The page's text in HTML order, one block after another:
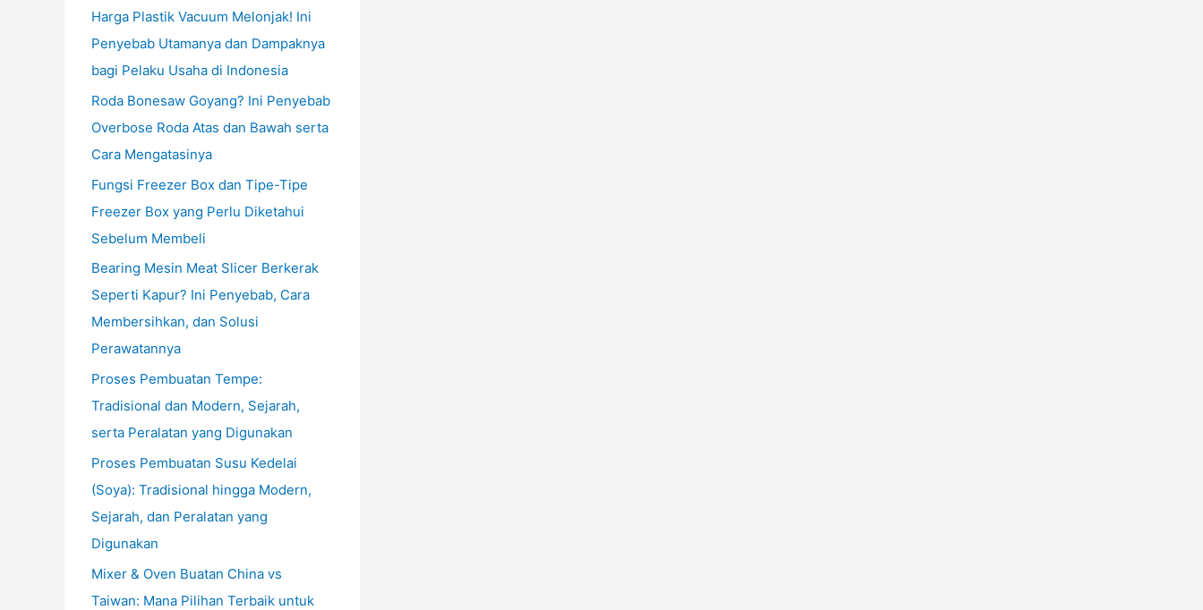
Harga Plastik Vacuum Melonjak! Ini
Penyebab Utamanya dan Dampaknya
bagi Pelaku Usaha di Indonesia
Roda Bonesaw Goyang? Ini Penyebab
Overbose Roda Atas dan Bawah serta
Cara Mengatasinya
Fungsi Freezer Box dan Tipe-Tipe
Freezer Box yang Perlu Diketahui
Sebelum Membeli
Bearing Mesin Meat Slicer Berkerak
Seperti Kapur? Ini Penyebab, Cara
Membersihkan, dan Solusi
Perawatannya
Proses Pembuatan Tempe:
Tradisional dan Modern, Sejarah,
serta Peralatan yang Digunakan
Proses Pembuatan Susu Kedelai
(Soya): Tradisional hingga Modern,
Sejarah, dan Peralatan yang
Digunakan
Mixer & Oven Buatan China vs
Taiwan: Mana Pilihan Terbaik untuk